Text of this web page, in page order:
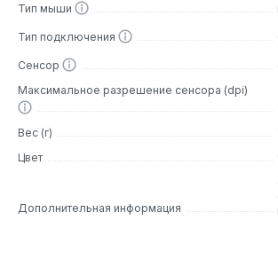
Тип мыши
Тип подключения
Сенсор
Максимальное разрешение сенсора (dpi)
Вес (г)
Цвет
Дополнительная информация